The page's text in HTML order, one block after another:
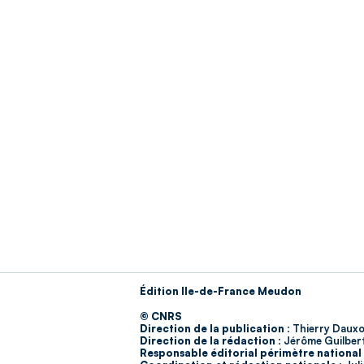
Édition Ile-de-France Meudon
© CNRS
Direction de la publication : Thierry
Direction de la rédaction : Jérôme
Responsable éditorial périmètre national